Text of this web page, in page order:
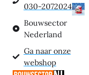
030-2072024
Bouwsector
Nederland
Ga naar onze
webshop